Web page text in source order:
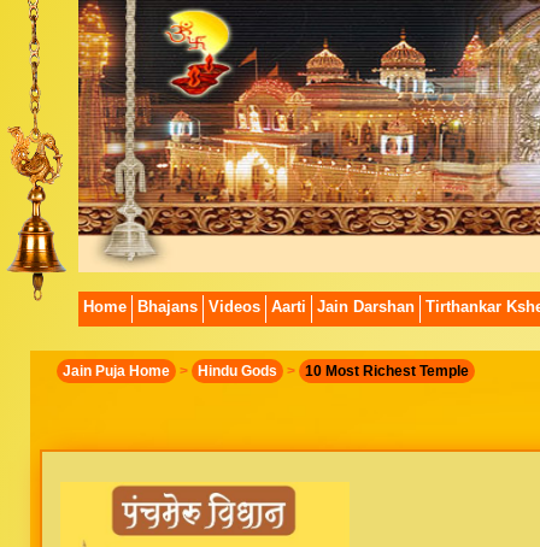
Home Bhajans Videos Aarti Jain Darshan Tirthankar
Jain Puja Home > Hindu Gods > 10 Most Richest Temple